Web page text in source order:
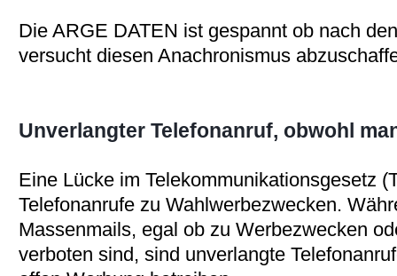
Die ARGE DATEN ist gespannt ob nach
versucht diesen Anachronismus
Unverlangter Telefonanruf, obwohl
Eine Lücke im Telekommunikationsgesetz
Telefonanrufe zu Wahlwerbezwecken.
Massenmails, egal ob zu Werbezwecken
verboten sind, sind unverlangte